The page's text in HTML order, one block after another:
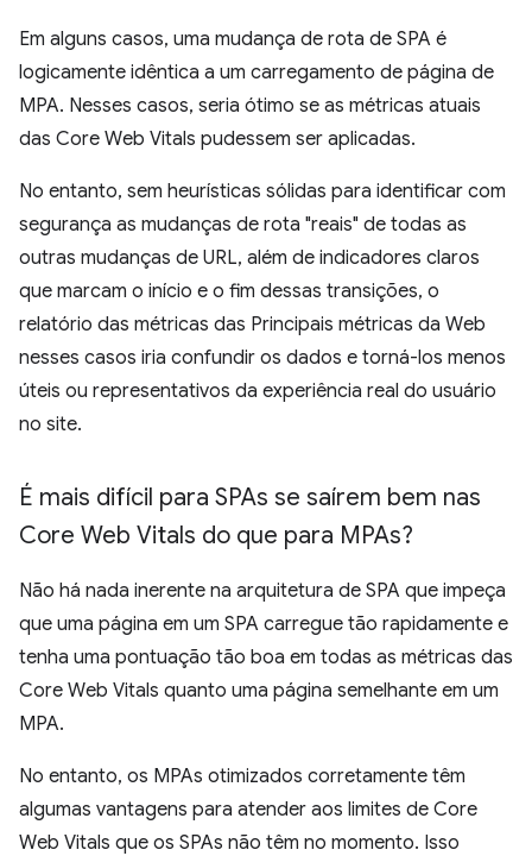
Em alguns casos, uma mudança de rota de SPA é
logicamente idêntica a um carregamento de página de
MPA. Nesses casos, seria ótimo se as métricas atuais
das Core Web Vitals pudessem ser aplicadas.
No entanto, sem heurísticas sólidas para identificar com
segurança as mudanças de rota "reais" de todas as
outras mudanças de URL, além de indicadores claros
que marcam o início e o fim dessas transições, o
relatório das métricas das Principais métricas da Web
nesses casos iria confundir os dados e torná-los menos
úteis ou representativos da experiência real do usuário
no site.
É mais difícil para SPAs se saírem bem nas
Core Web Vitals do que para MPAs?
Não há nada inerente na arquitetura de SPA que impeça
que uma página em um SPA carregue tão rapidamente e
tenha uma pontuação tão boa em todas as métricas das
Core Web Vitals quanto uma página semelhante em um
MPA.
No entanto, os MPAs otimizados corretamente têm
algumas vantagens para atender aos limites de Core
Web Vitals que os SPAs não têm no momento. Isso